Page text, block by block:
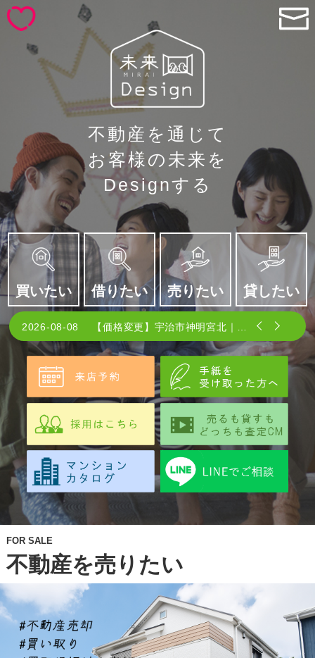
不動産を通じて
お客様の未来を
Designする
買いたい 借りたい 売りたい 貸したい
FOR SALE
不動産を売りたい